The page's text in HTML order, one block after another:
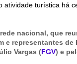
atividade turística há
nacional, que
e representantes de
Vargas (FGV) e